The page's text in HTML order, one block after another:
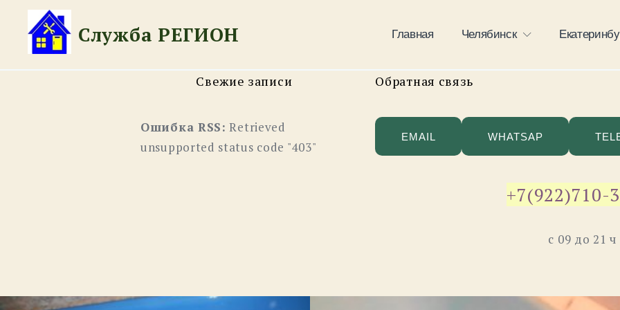
Перейти
содержимому
Служба РЕГИОН Главная Челябинск
Свежие записи
Ошибка RSS: Retrieved
unsupported status code "403"
Обратная связь
EMAIL WHATSAP
+7(922)710-
с 09 до 21 ч